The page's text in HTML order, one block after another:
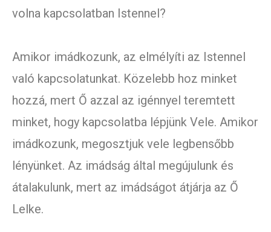
volna kapcsolatban Istennel?
Amikor imádkozunk, az elmélyíti az Istennel
való kapcsolatunkat. Közelebb hoz minket
hozzá, mert Ő azzal az igénnyel teremtett
minket, hogy kapcsolatba lépjünk Vele. Amikor
imádkozunk, megosztjuk vele legbensőbb
lényünket. Az imádság által megújulunk és
átalakulunk, mert az imádságot átjárja az Ő
Lelke.